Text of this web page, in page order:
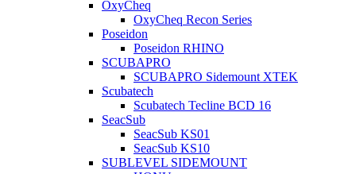
OxyCheq
OxyCheq Recon Series
Poseidon
Poseidon RHINO
SCUBAPRO
SCUBAPRO Sidemount XTEK
Scubatech
Scubatech Tecline BCD 16
SeacSub
SeacSub KS01
SeacSub KS10
SUBLEVEL SIDEMOUNT